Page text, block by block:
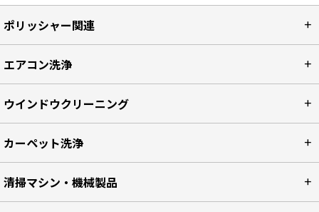
ポリッシャー関連
エアコン洗浄
ウインドウクリーニング
カーペット洗浄
清掃マシン・機械製品